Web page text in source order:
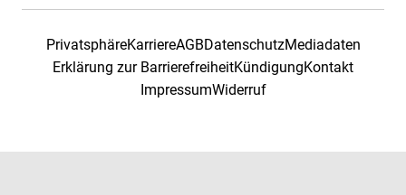
PrivatsphäreKarriereAGBDatenschutzMediadaten
Erklärung zur BarrierefreiheitKündigungKontakt
ImpressumWiderruf